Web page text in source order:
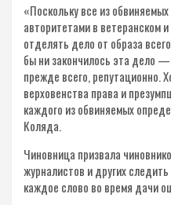
«Поскольку все из
авторитетами в ветеранском
отделять дело от образа
бы ни закончилось эта дело
прежде всего, репутационно.
верховенства права и
каждого из обвиняемых
Коляда.
Чиновница призвала
журналистов и других
каждое слово во время дачи